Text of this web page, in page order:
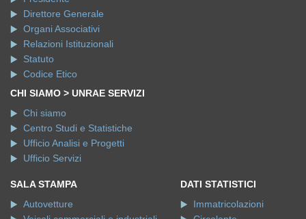
Direttore Generale
Organi Associativi
Relazioni Istituzionali
Statuto
Codice Etico
Centro Studi e Statistiche
Ufficio Analisi e Progetti
Ufficio Servizi
Veicoli commerciali e industriali
Circolante